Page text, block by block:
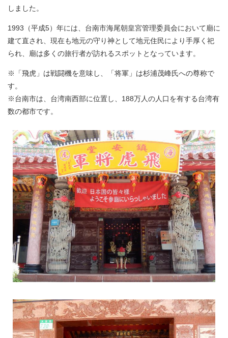
しました。
1993（平成5）年には、台南市海尾朝皇宮管理委員会において廟に
建て直され、現在も地元の守り神として地元住民により手厚く祀
られ、廟は多くの旅行者が訪れるスポットとなっています。
※「飛虎」は戦闘機を意味し、「将軍」は杉浦茂峰氏への尊称で
す。
※台南市は、台湾南西部に位置し、188万人の人口を有する台湾有
数の都市です。